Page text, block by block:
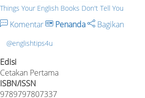
Things Your English Books Don't Tell You
Komentar Penanda Bagikan
@englishtips4u
Edisi
Cetakan Pertama
ISBN/ISSN
9789797807337